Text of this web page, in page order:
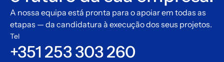
A nossa equipa está pronta para o apoiar em todas as
etapas — da candidatura à execução dos seus projetos.
Tel
+351 253 303 260